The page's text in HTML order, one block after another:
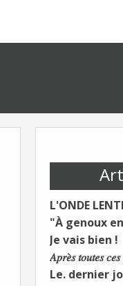
L'ONDE
Je vais bien !
Le. dernier